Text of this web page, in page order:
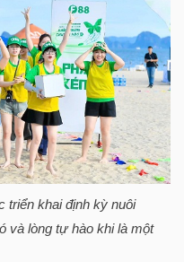
triển khai định kỳ nuôi
và lòng tự hào khi là một